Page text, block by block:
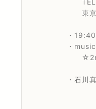
TEL
東京都豊
・19:40
・music
☆2ndステ
・石川真